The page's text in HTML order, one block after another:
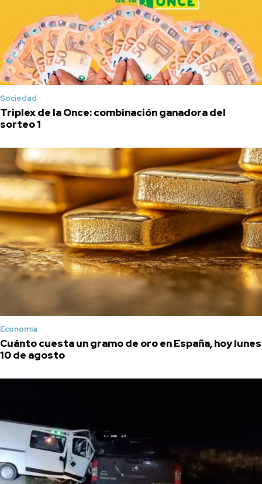
Sociedad
Triplex de la Once: combinación ganadora del
sorteo 1
Economía
Cuánto cuesta un gramo de oro en España, hoy lunes
10 de agosto